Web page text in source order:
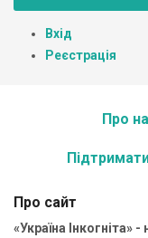
Вхід
Реєстрація
Про
Про сайт
«Україна Інкогніта»